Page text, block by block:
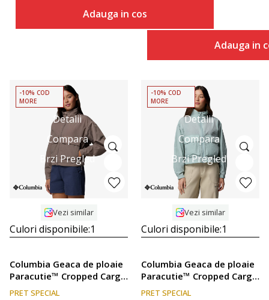
Adauga in cos
Adauga in
Detalii
Compara
Brzi Pregled
-10% COD
MORE
Vezi similar
Culori disponibile:1
Columbia Geaca de ploaie
Paracutie™ Cropped Cargo
Windbreaker
PRET SPECIAL
Detalii
Compara
Brzi Pregled
-10% COD
MORE
Vezi similar
Culori disponibile:1
Columbia Geaca de ploaie
Paracutie™ Cropped Cargo
Windbreaker
PRET SPECIAL